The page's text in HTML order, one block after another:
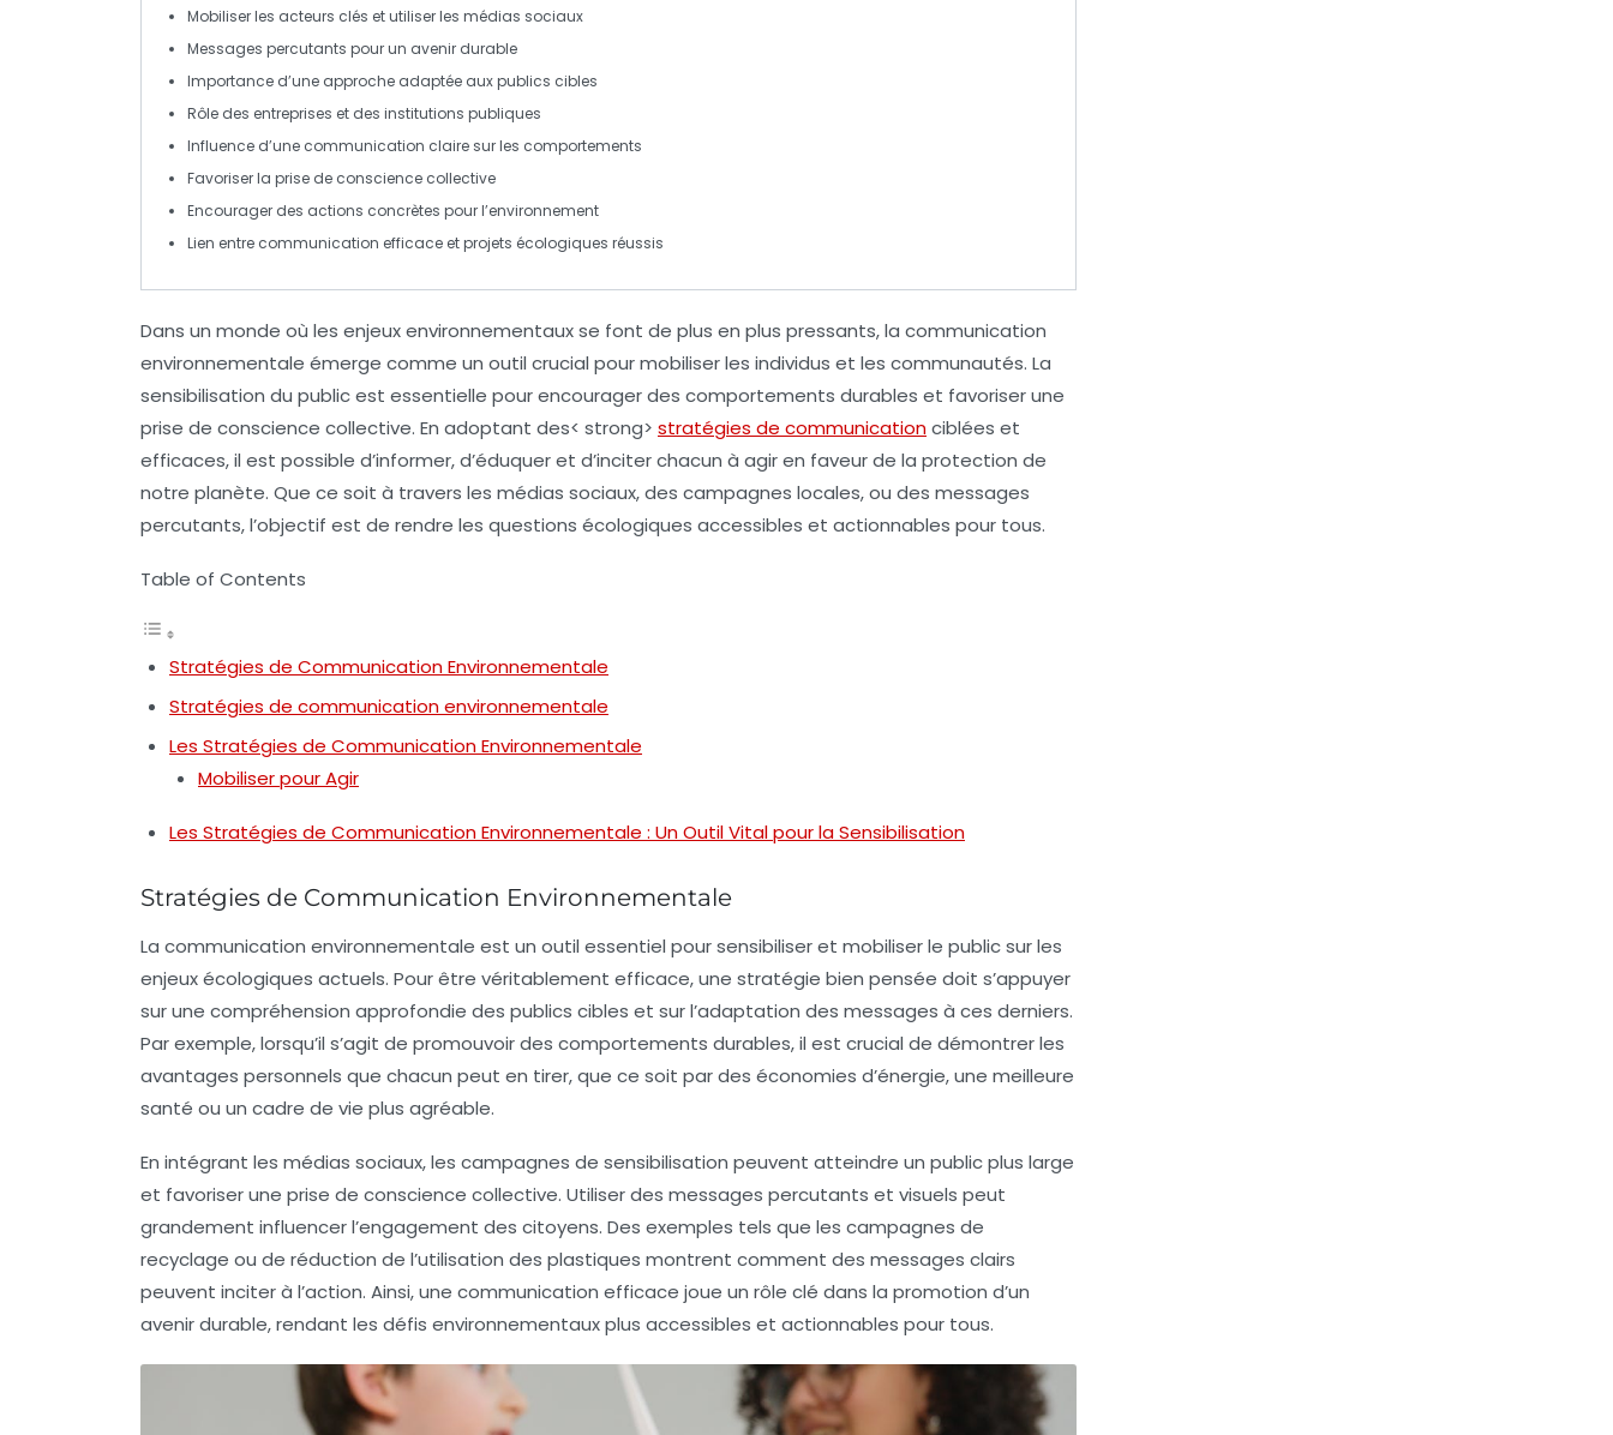
Mobiliser les acteurs clés et utiliser les médias sociaux
Messages percutants pour un avenir durable
Importance d’une approche adaptée aux publics cibles
Rôle des entreprises et des institutions publiques
Influence d’une communication claire sur les comportements
Favoriser la prise de conscience collective
Encourager des actions concrètes pour l’environnement
Lien entre communication efficace etprojets écologiques réussis
Dans un monde où les enjeux environnementauxse font de plus en plus pressants, la communication
environnementale émerge comme un outil crucial pour mobiliser les individus et les communautés. La
sensibilisation du public est essentielle pour encourager des comportements durables et favoriser une
prise de conscience collective. En adoptant des< strong> stratégies de communicationciblées et
efficaces, il est possible d’informer, d’éduquer et d’inciter chacun à agir en faveur de la protection de
notre planète. Que ce soit à travers les médias sociaux, des campagnes locales, ou des messages
percutants, l’objectif est de rendre les questions écologiques accessibles et actionnables pour tous.
Table of Contents
Stratégies de Communication Environnementale
Stratégies de communication environnementale
Les Stratégies de Communication Environnementale
Mobiliser pour Agir
Les Stratégies de Communication Environnementale : Un Outil Vital pour la Sensibilisation
Stratégies de Communication Environnementale
La communication environnementale est un outil essentiel pour sensibiliser et mobiliser le public sur les
enjeux écologiques actuels. Pour être véritablement efficace, une stratégie bien pensée doit s’appuyer
sur une compréhension approfondie des publics cibles et sur l’adaptation des messages à ces derniers.
Par exemple, lorsqu’il s’agit de promouvoir des comportements durables, il est crucial de démontrer les
avantages personnels que chacun peut en tirer, que ce soit par des économies d’énergie, une meilleure
santé ou un cadre de vie plus agréable.
En intégrant les médias sociaux, les campagnes de sensibilisation peuvent atteindre un public plus large
et favoriser une prise de conscience collective. Utiliser des messages percutants et visuels peut
grandement influencer l’engagement des citoyens. Des exemples tels que les campagnes de
recyclage ou de réduction de l’utilisation des plastiques montrent comment des messages clairs
peuvent inciter à l’action. Ainsi, une communication efficace joue un rôle clé dans la promotion d’un
avenir durable, rendant les défis environnementaux plus accessibles et actionnables pour tous.